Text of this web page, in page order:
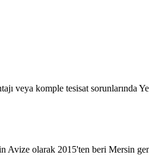
veya komple tesisat sorunlarında
Avize olarak 2015'ten beri Mersin